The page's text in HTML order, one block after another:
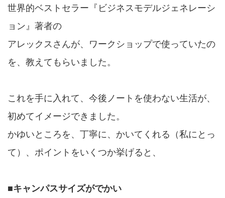
世界的ベストセラー『ビジネスモデルジェネレーシ
ョン』著者の
アレックスさんが、ワークショップで使っていたの
を、教えてもらいました。
これを手に入れて、今後ノートを使わない生活が、
初めてイメージできました。
かゆいところを、丁寧に、かいてくれる（私にとっ
て）、ポイントをいくつか挙げると、
■キャンパスサイズがでかい